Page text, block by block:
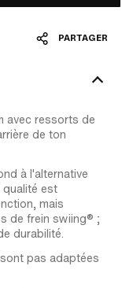
PARTAGER
avec ressorts de
de ton
à l'alternative
qualité est
mais
de frein swiing® ;
durabilité.
pas adaptées